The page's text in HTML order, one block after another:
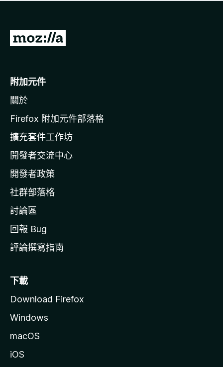
有
前
o
i
l
a
官
網
附加元件
關於
Firefox 附加元件部落格
擴充套件工作坊
開發者交流中心
開發者政策
社群部落格
討論區
回報 Bug
評論撰寫指南
下載
Download Firefox
Windows
macOS
iOS